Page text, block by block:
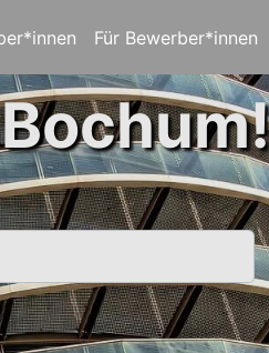
Für Bewerber*innen